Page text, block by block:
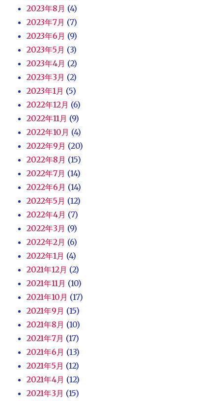
2023年8月 (4)
2023年7月 (7)
2023年6月 (9)
2023年5月 (3)
2023年4月 (2)
2023年3月 (2)
2023年1月 (5)
2022年12月 (6)
2022年11月 (9)
2022年10月 (4)
2022年9月 (20)
2022年8月 (15)
2022年7月 (14)
2022年6月 (14)
2022年5月 (12)
2022年4月 (7)
2022年3月 (9)
2022年2月 (6)
2022年1月 (4)
2021年12月 (2)
2021年11月 (10)
2021年10月 (17)
2021年9月 (15)
2021年8月 (10)
2021年7月 (17)
2021年6月 (13)
2021年5月 (12)
2021年4月 (12)
2021年3月 (15)